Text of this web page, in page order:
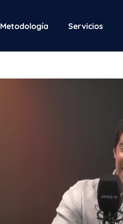
Metodología Servicios